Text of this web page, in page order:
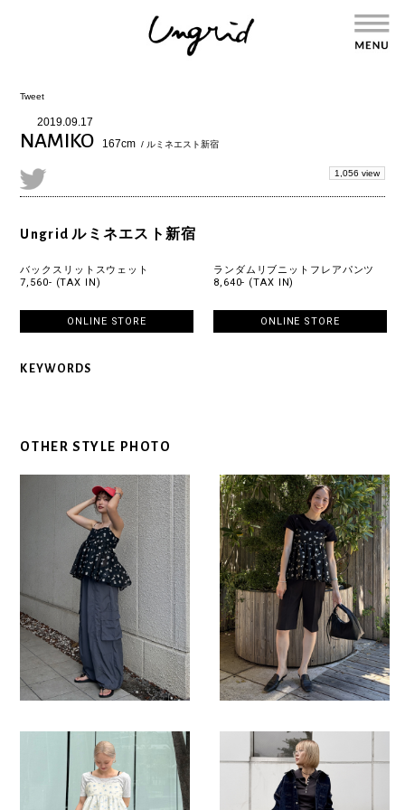
Tweet
2019.09.17
NAMIKO 167cm / ルミネエスト新宿
1,056 view
Ungrid ルミネエスト新宿
バックスリットスウェット
7,560- (TAX IN)
ONLINE STORE
ランダムリブニットフレアパンツ
8,640- (TAX IN)
ONLINE STORE
KEYWORDS
OTHER STYLE PHOTO